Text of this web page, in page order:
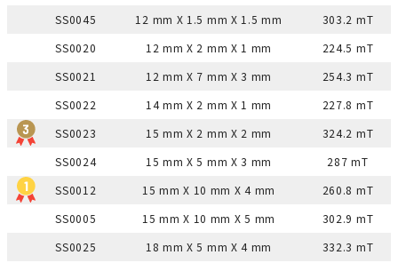
SS0045
12 mm X 1.5 mm X 1.5 mm
303.2 mT
SS0020
12 mm X 2 mm X 1 mm
224.5 mT
SS0021
12 mm X 7 mm X 3 mm
254.3 mT
SS0022
14 mm X 2 mm X 1 mm
227.8 mT
SS0023
15 mm X 2 mm X 2 mm
324.2 mT
SS0024
15 mm X 5 mm X 3 mm
287 mT
SS0012
15 mm X 10 mm X 4 mm
260.8 mT
SS0005
15 mm X 10 mm X 5 mm
302.9 mT
SS0025
18 mm X 5 mm X 4 mm
332.3 mT